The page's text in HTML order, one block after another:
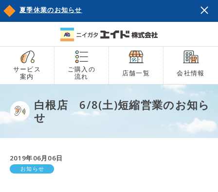
夏季休業のお知らせ
サービス
案内
ご購入の
流れ
店舗一覧 会社情報
白根店 6/8(土)短縮営業のお知ら
せ
2019年06月06日
お知らせ